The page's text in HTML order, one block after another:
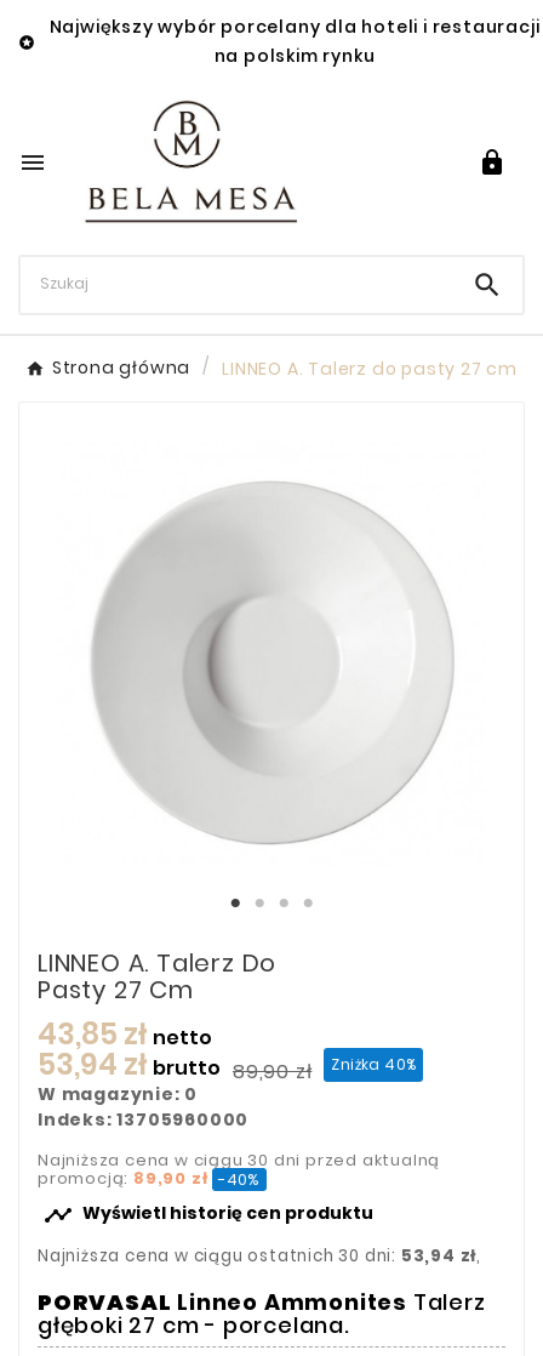

Największy wybór porcelany dla hoteli i restauracji
na polskim rynku
 

Strona główna LINNEO A. Talerz do pasty 27 cm
LINNEO A. Talerz Do
Pasty 27 Cm
43,85 zł netto
53,94 zł brutto 89,90 zł Zniżka 40%
W magazynie: 0
Indeks: 13705960000
Najniższa cena w ciągu 30 dni przed aktualną
promocją: 89,90 zł -40%
 Wyświetl historię cen produktu
Najniższa cena w ciągu ostatnich 30 dni: 53,94 zł,
PORVASAL Linneo Ammonites Talerz
głęboki 27 cm - porcelana.